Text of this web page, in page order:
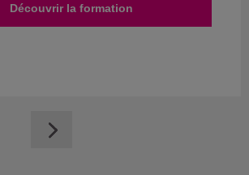
Découvrir la formation